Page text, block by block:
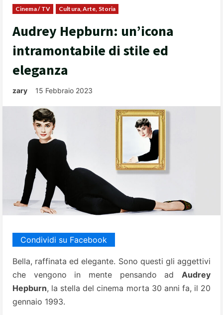
Cinema / TV Cultura, Arte, Storia
Audrey Hepburn: un’icona
intramontabile di stile ed
eleganza
zary 15 Febbraio 2023
Condividi su Facebook
Bella, raffinata ed elegante. Sono questi gli aggettivi
che vengono in mente pensando ad Audrey
Hepburn, la stella del cinema morta 30 anni fa, il 20
gennaio 1993.